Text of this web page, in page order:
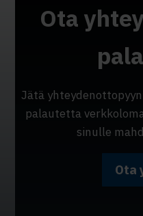
Ota
Jätä
palautetta
sinulle
Ota